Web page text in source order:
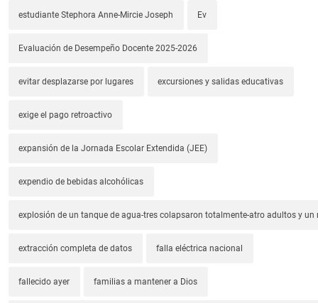
estudiante Stephora Anne-Mircie Joseph Ev
Evaluación de Desempeño Docente 2025-2026
evitar desplazarse por lugares excursiones y salidas educativas
exige el pago retroactivo
expansión de la Jornada Escolar Extendida (JEE)
expendio de bebidas alcohólicas
explosión de un tanque de agua-tres colapsaron totalmente-atro adultos y un
extracción completa de datos falla eléctrica nacional
fallecido ayer familias a mantener a Dios